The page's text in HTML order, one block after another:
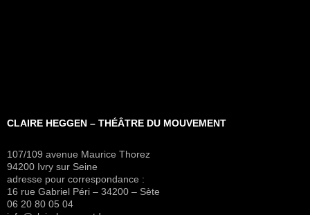
CLAIRE HEGGEN – THÉÂTRE DU MOUVEMENT
107/109 avenue Maurice Thorez
94200 Ivry sur Seine
adresse pour correspondance :
16 rue Gabriel Péri – 34200 – Sète
06 20 80 05 04